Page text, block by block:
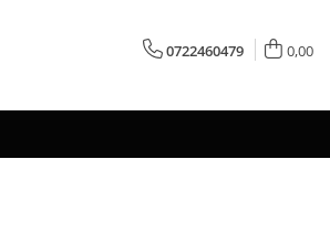
0722460479 0,00